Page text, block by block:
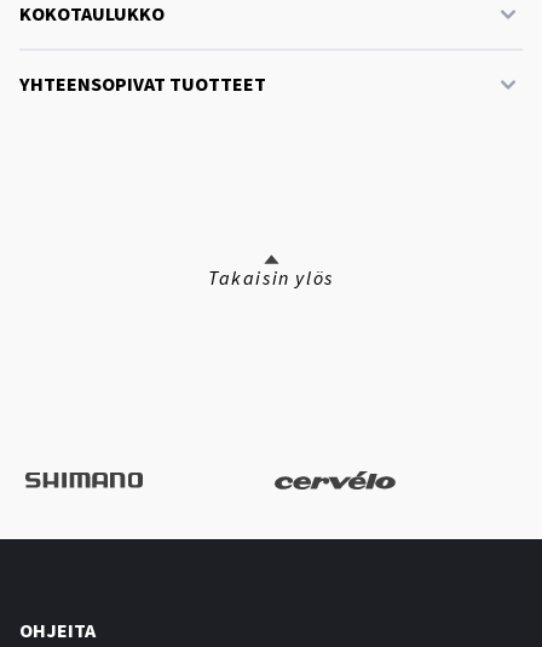
KOKOTAULUKKO
YHTEENSOPIVAT TUOTTEET
Takaisin ylös
OHJEITA